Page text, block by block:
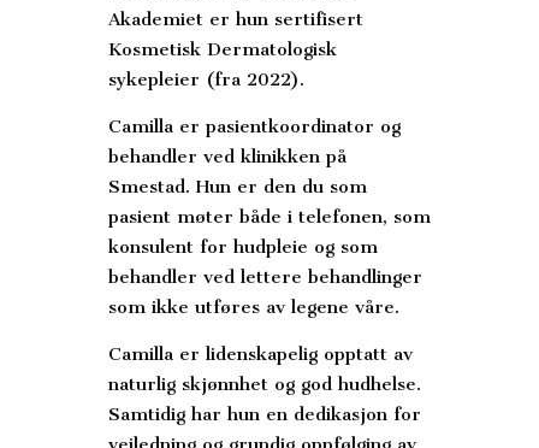
Akademiet er hun sertifisert
Kosmetisk Dermatologisk
sykepleier (fra 2022).
Camilla er pasientkoordinator og
behandler ved klinikken på
Smestad. Hun er den du som
pasient møter både i telefonen, som
konsulent for hudpleie og som
behandler ved lettere behandlinger
som ikke utføres av legene våre.
Camilla er lidenskapelig opptatt av
naturlig skjønnhet og god hudhelse.
Samtidig har hun en dedikasjon for